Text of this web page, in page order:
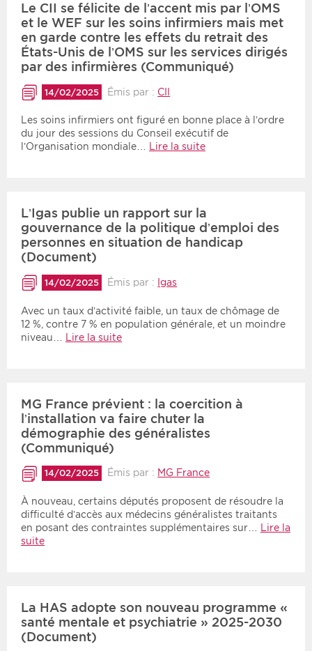
Le CII se félicite de l’accent mis par l’OMS
et le WEF sur les soins infirmiers mais met
en garde contre les effets du retrait des
États-Unis de l’OMS sur les services dirigés
par des infirmières (Communiqué)
14/02/2025 Émis par : CII
Les soins infirmiers ont figuré en bonne place à l’ordre
du jour des sessions du Conseil exécutif de
l’Organisation mondiale… Lire la suite
L’Igas publie un rapport sur la
gouvernance de la politique d’emploi des
personnes en situation de handicap
(Document)
14/02/2025 Émis par : Igas
Avec un taux d’activité faible, un taux de chômage de
12 %, contre 7 % en population générale, et un moindre
niveau…
Lire la suite
MG France prévient : la coercition à
l’installation va faire chuter la
démographie des généralistes
(Communiqué)
14/02/2025 Émis par : MG France
À nouveau, certains députés proposent de résoudre la
difficulté d’accès aux médecins généralistes traitants
en posant des contraintes supplémentaires sur…
Lire la
suite
La HAS adopte son nouveau programme «
santé mentale et psychiatrie » 2025-2030
(Document)